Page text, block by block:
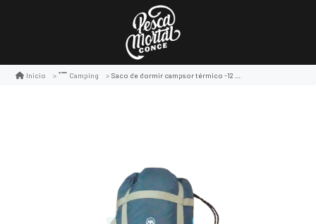
Inicio Camping Saco de dormir campsor térmico -12 grados